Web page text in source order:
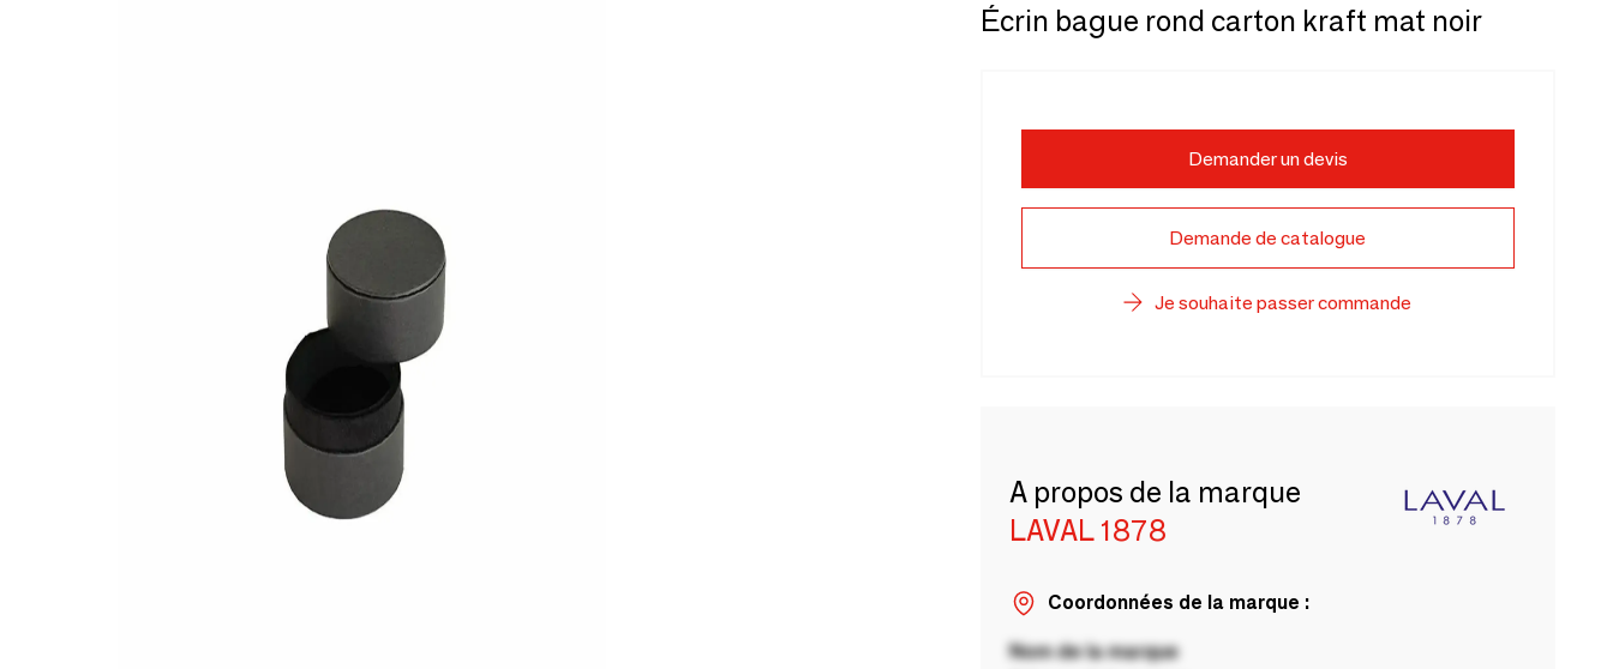
Écrin bague rond carton kraft mat noir
Demander un devis
Demande de catalogue
Je souhaite passer commande
A propos de la marque
LAVAL 1878
Coordonnées de la marque :
Nom de la marque